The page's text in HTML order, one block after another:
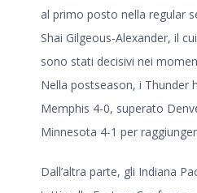
al primo posto nella regular
Shai Gilgeous-Alexander, il
sono stati decisivi nei
Nella postseason, i Thunder
Memphis 4-0, superato
Minnesota 4-1 per
Dall’altra parte, gli Indiana